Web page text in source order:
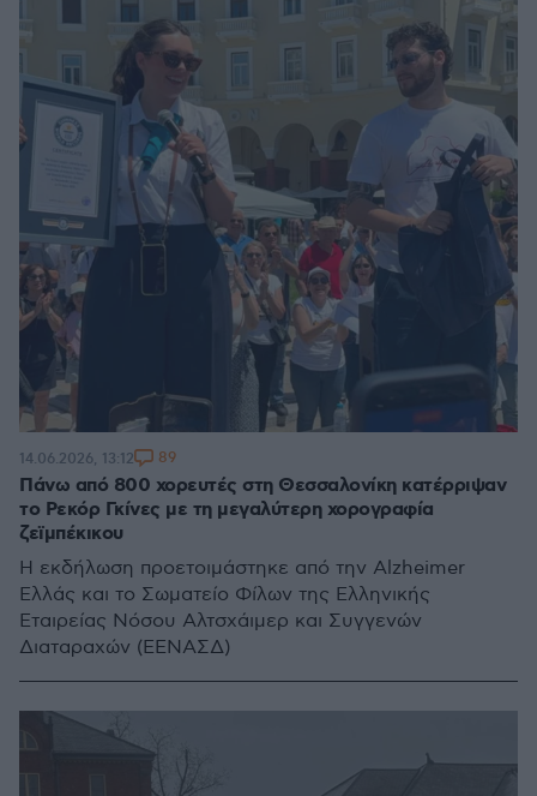
Πάνω από 800 χορευτές στη Θεσσαλονίκη κατέρριψαν
το Ρεκόρ Γκίνες με τη μεγαλύτερη χορογραφία
ζεϊμπέκικου
Η εκδήλωση προετοιμάστηκε από την Alzheimer
Ελλάς και το Σωματείο Φίλων της Ελληνικής
Εταιρείας Νόσου Αλτσχάιμερ και Συγγενών
Διαταραχών (ΕΕΝΑΣΔ)
14.06.2026, 13:12 89